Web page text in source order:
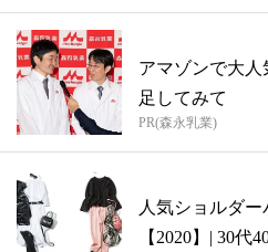
アマゾンで大
足してみて
PR(森永乳業)
人気ショルダ
【2020】| 30代